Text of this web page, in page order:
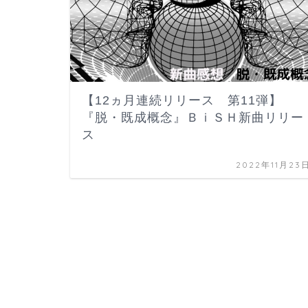
【12ヵ月連続リリース 第11弾】
『脱・既成概念』ＢｉＳＨ新曲リリー
ス
2022年11月23